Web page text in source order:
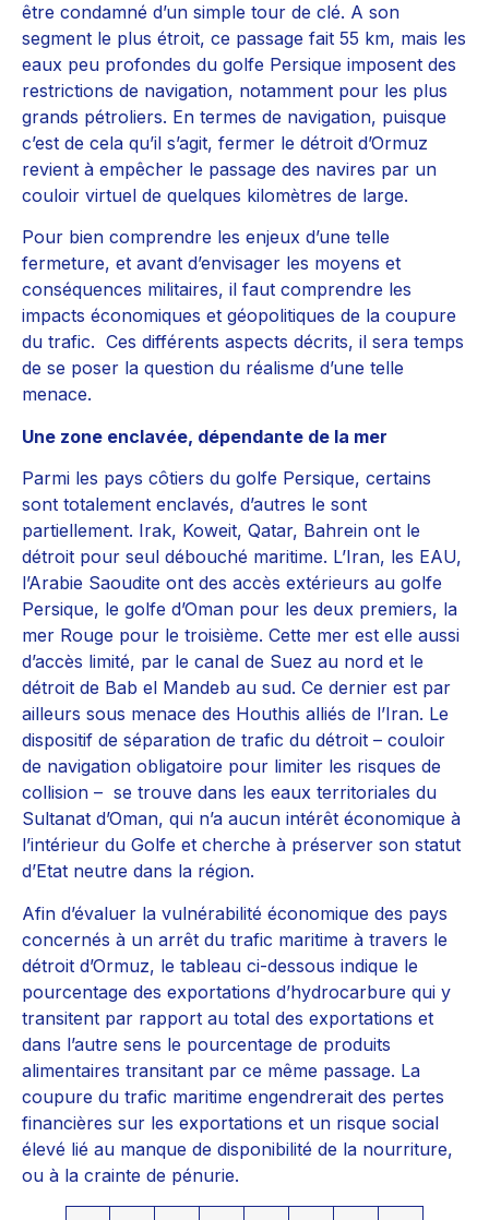
être condamné d’un simple tour de clé. A son
segment le plus étroit, ce passage fait 55 km, mais les
eaux peu profondes du golfe Persique imposent des
restrictions de navigation, notamment pour les plus
grands pétroliers. En termes de navigation, puisque
c’est de cela qu’il s’agit, fermer le détroit d’Ormuz
revient à empêcher le passage des navires par un
couloir virtuel de quelques kilomètres de large.
Pour bien comprendre les enjeux d’une telle
fermeture, et avant d’envisager les moyens et
conséquences militaires, il faut comprendre les
impacts économiques et géopolitiques de la coupure
du trafic. Ces différents aspects décrits, il sera temps
de se poser la question du réalisme d’une telle
menace.
Une zone enclavée, dépendante de la mer
Parmi les pays côtiers du golfe Persique, certains
sont totalement enclavés, d’autres le sont
partiellement. Irak, Koweit, Qatar, Bahrein ont le
détroit pour seul débouché maritime. L’Iran, les EAU,
l’Arabie Saoudite ont des accès extérieurs au golfe
Persique, le golfe d’Oman pour les deux premiers, la
mer Rouge pour le troisième. Cette mer est elle aussi
d’accès limité, par le canal de Suez au nord et le
détroit de Bab el Mandeb au sud. Ce dernier est par
ailleurs sous menace des Houthis alliés de l’Iran. Le
dispositif de séparation de trafic du détroit – couloir
de navigation obligatoire pour limiter les risques de
collision – se trouve dans les eaux territoriales du
Sultanat d’Oman, qui n’a aucun intérêt économique à
l’intérieur du Golfe et cherche à préserver son statut
d’Etat neutre dans la région.
Afin d’évaluer la vulnérabilité économique des pays
concernés à un arrêt du trafic maritime à travers le
détroit d’Ormuz, le tableau ci-dessous indique le
pourcentage des exportations d’hydrocarbure qui y
transitent par rapport au total des exportations et
dans l’autre sens le pourcentage de produits
alimentaires transitant par ce même passage. La
coupure du trafic maritime engendrerait des pertes
financières sur les exportations et un risque social
élevé lié au manque de disponibilité de la nourriture,
ou à la crainte de pénurie.